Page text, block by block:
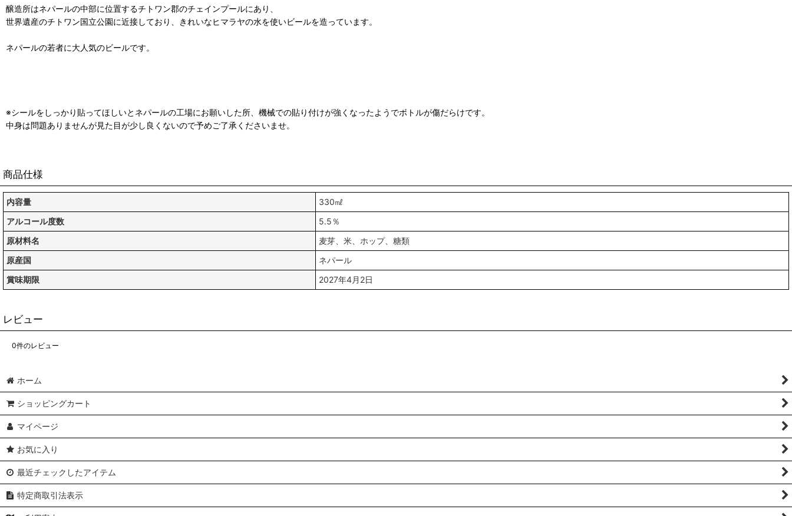
醸造所はネパールの中部に位置するチトワン郡のチェインプールにあり、
世界遺産のチトワン国立公園に近接しており、きれいなヒマラヤの水を使いビールを造っています。
ネパールの若者に大人気のビールです。
※シールをしっかり貼ってほしいとネパールの工場にお願いした所、機械での貼り付けが強くなったようでボトルが傷だらけです。
中身は問題ありませんが見た目が少し良くないので予めご了承くださいませ。
商品仕様
内容量
330㎖
アルコール度数
5.5％
原材料名
麦芽、米、ホップ、糖類
原産国
ネパール
賞味期限
2027年4月2日
レビュー
0件のレビュー
ホーム
ショッピングカート
マイページ
お気に入り
最近チェックしたアイテム
特定商取引法表示